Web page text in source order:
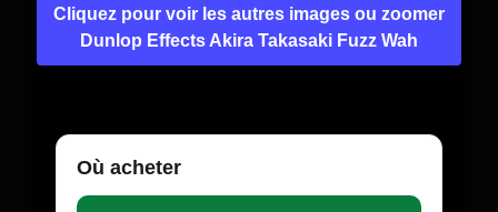
Cliquez pour voir les autres images ou zoomer
Dunlop Effects Akira Takasaki Fuzz Wah
Où acheter